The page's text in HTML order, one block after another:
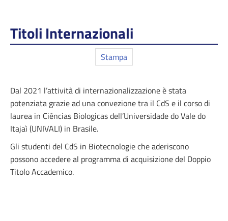
Titoli Internazionali
Stampa
Dal 2021 l’attività di internazionalizzazione è stata
potenziata grazie ad una convezione tra il CdS e il corso di
laurea in Ciências Biologicas dell’Universidade do Vale do
Itajaì (UNIVALI) in Brasile.
Gli studenti del CdS in Biotecnologie che aderiscono
possono accedere al programma di acquisizione del Doppio
Titolo Accademico.